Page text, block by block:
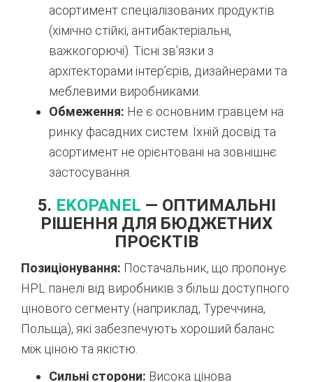
асортимент спеціалізованих продуктів
(хімічно стійкі, антибактеріальні,
важкогорючі). Тісні зв’язки з
архітекторами інтер’єрів, дизайнерами та
меблевими виробниками.
Обмеження: Не є основним гравцем на
ринку фасадних систем. Їхній досвід та
асортимент не орієнтовані на зовнішнє
застосування.
5. EKOPANEL — ОПТИМАЛЬНІ
РІШЕННЯ ДЛЯ БЮДЖЕТНИХ
ПРОЄКТІВ
Позиціонування: Постачальник, що пропонує
HPL панелі від виробників з більш доступного
цінового сегменту (наприклад, Туреччина,
Польща), які забезпечують хороший баланс
між ціною та якістю.
Сильні сторони: Висока цінова